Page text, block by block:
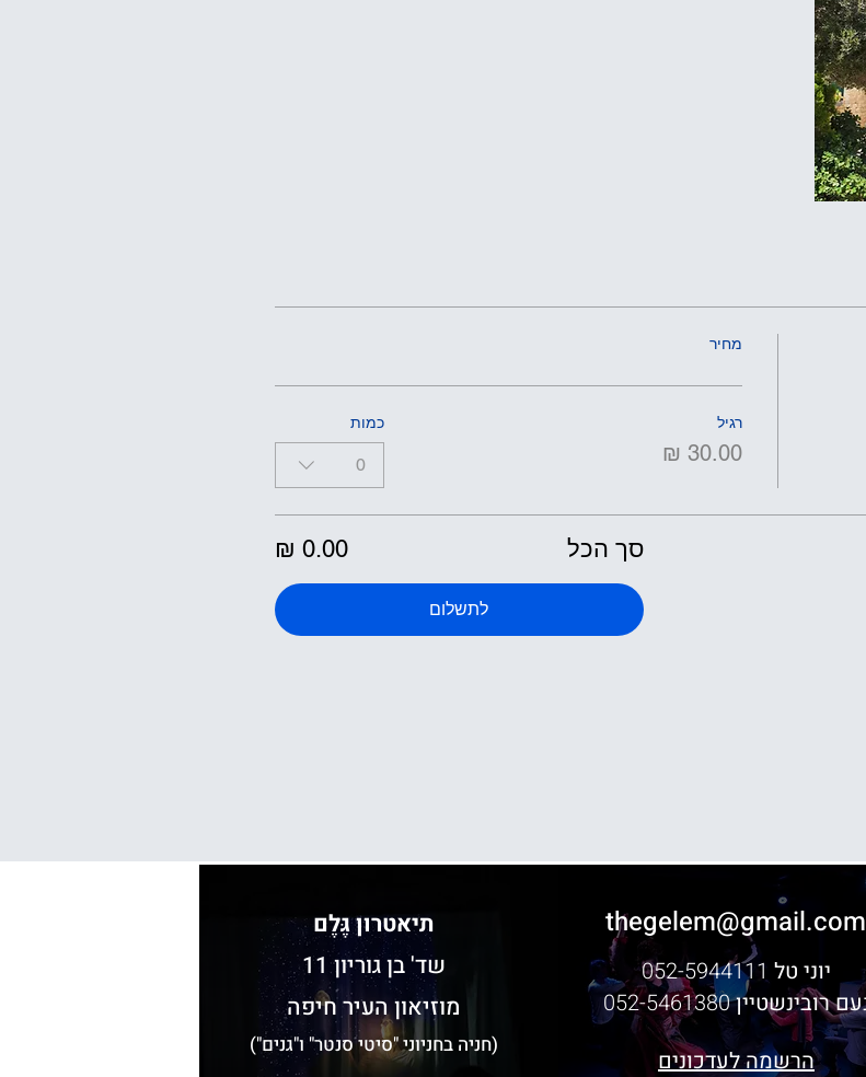
מחיר
רגיל כמות
0
סך הכל ‏0.00 ‏₪
לתשלום
תיאטרון גֶּלֶם
שד' בן גוריון 11
מוזיאון העיר חיפה
(חניה בחניוני "סיטי סנטר" ו"גנים")
thegelem@gmail.com
יוני טל
רובינשטיין052-5461380
הרשמה לעדכונים